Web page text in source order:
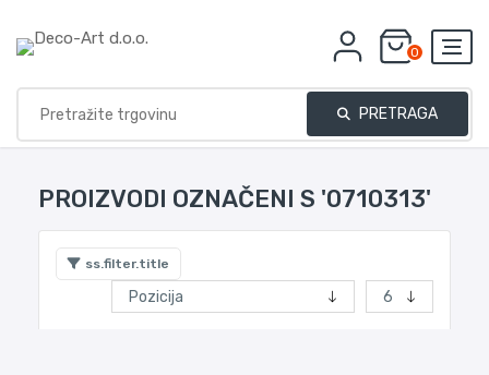
0
PRETRAGA
PROIZVODI OZNAČENI S '0710313'
ss.filter.title